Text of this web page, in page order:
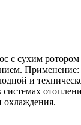
с сухим
Применение:
и
охлаждения.